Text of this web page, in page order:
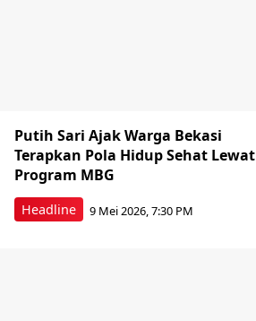
Headline
Putih Sari Ajak Warga Bekasi
Terapkan Pola Hidup Sehat Lewat
Program MBG
9 Mei 2026, 7:30 PM